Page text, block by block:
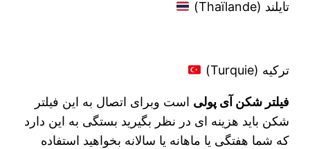
تایلند (Thaïlande)
ترکیه (Turquie)
فیلتر شکن آی پولی است وبرای اتصال به این فیلتر
شکن باید هزینه ای در نظر بگیرید بستگی به این دارد
که شما هفتگی یا ماهانه یا سالانه بخواهید استفاده